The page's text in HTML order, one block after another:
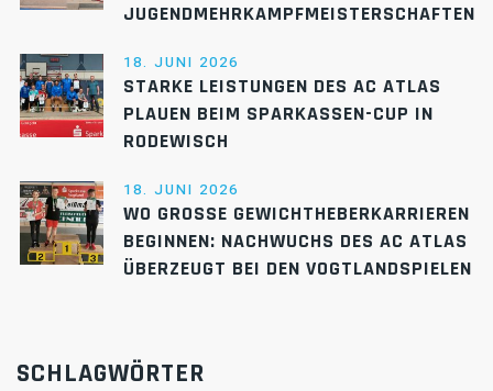
JUGENDMEHRKAMPFMEISTERSCHAFTEN
18. JUNI 2026
STARKE LEISTUNGEN DES AC ATLAS
PLAUEN BEIM SPARKASSEN-CUP IN
RODEWISCH
18. JUNI 2026
WO GROSSE GEWICHTHEBERKARRIEREN B
EGINNEN: NACHWUCHS DES AC ATLAS Ü
BERZEUGT BEI DEN VOGTLANDSPIELEN
SCHLAGWÖRTER